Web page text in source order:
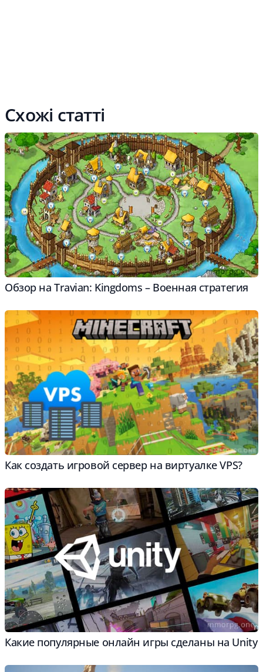
Схожі статті
Обзор на Travian: Kingdoms – Военная стратегия
Как создать игровой сервер на виртуалке VPS?
Какие популярные онлайн игры сделаны на Unity